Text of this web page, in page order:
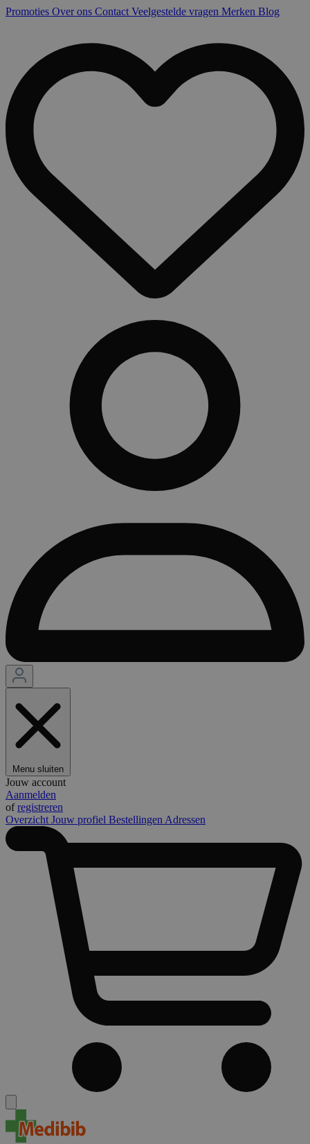
Promoties Over ons Contact Veelgestelde vragen Merken Blog
Menu sluiten
Jouw account
Aanmelden
ofregistreren
Overzicht Jouw profiel Bestellingen Adressen